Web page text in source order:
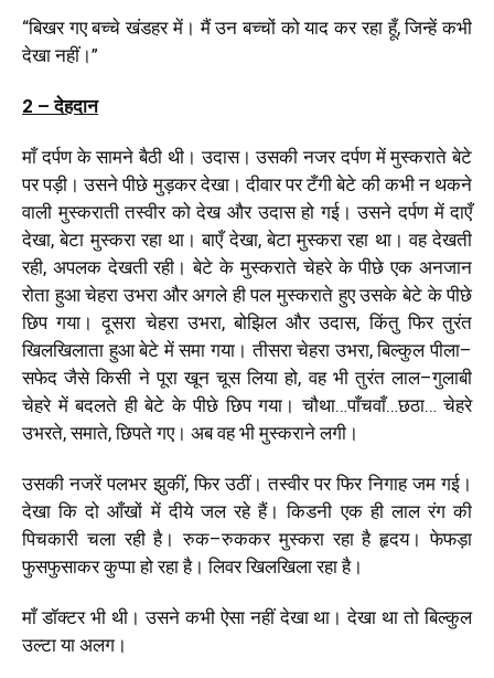
“बिखर गए बच्चे खंडहर में। मैं उन बच्चों को याद कर रहा हूँ,जिन्हें कभी
देखा नहीं।”
2 – देहदान
माँ दर्पण के सामने बैठी थी। उदास। उसकी नजर दर्पण में मुस्कराते बेटे
पर पड़ी। उसने पीछे मुड़कर देखा। दीवार पर टँगी बेटे की कभी न थकने
वाली मुस्कराती तस्वीर को देख और उदास हो गई। उसने दर्पण में दाएँ
देखा,बेटा मुस्करा रहा था। बाएँ देखा,बेटा मुस्करा रहा था। वह देखती
रही, अपलक देखती रही। बेटे के मुस्कराते चेहरे के पीछे एक अनजान
रोता हुआ चेहरा उभरा और अगले ही पल मुस्कराते हुए उसके बेटे के पीछे
छिप गया। दूसरा चेहरा उभरा,बोझिल और उदास,किंतु फिर तुरंत
खिलखिलाता हुआ बेटे में समा गया। तीसरा चेहरा उभरा,बिल्कुल पीला–
सफेद जैसे किसी ने पूरा खून चूस लिया हो,वह भी तुरंत लाल–गुलाबी
चेहरे में बदलते ही बेटे के पीछे छिप गया। चौथा…पाँचवाँ…छठा…चेहरे
उभरते,समाते,छिपते गए। अब वह भी मुस्कराने लगी।
उसकी नजरें पलभर झुकीं,फिर उठीं। तस्वीर पर फिर निगाह जम गई।
देखा कि दो आँखों में दीये जल रहे हैं। किडनी एक ही लाल रंग की
पिचकारी चला रही है। रुक–रुककर मुस्करा रहा है हृदय। फेफड़ा
फुसफुसाकर कुप्पा हो रहा है। लिवर खिलखिला रहा है।
माँ डॉक्टर भी थी। उसने कभी ऐसा नहीं देखा था। देखा था तो बिल्कुल
उल्टा या अलग।